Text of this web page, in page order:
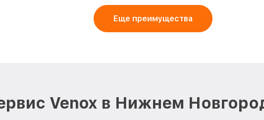
Еще преимущества
Venox в Нижнем